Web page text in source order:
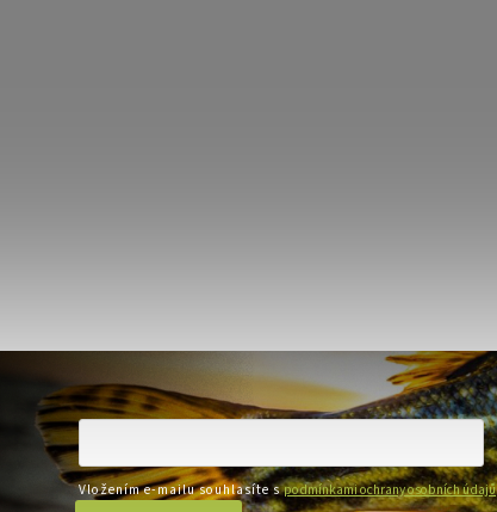
Vložením e-mailu souhlasíte spodmínkami ochrany osobních údajů